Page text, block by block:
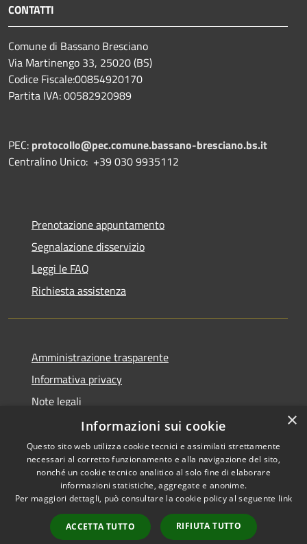
CONTATTI
Comune di Bassano Bresciano
Via Martinengo 33, 25020 (BS)
Codice Fiscale:00854920170
Partita IVA: 00582920989
PEC: protocollo@pec.comune.bassano-bresciano.bs.it
Centralino Unico: +39 030 9935112
Prenotazione appuntamento
Segnalazione disservizio
Leggi le FAQ
Richiesta assistenza
Amministrazione trasparente
Informativa privacy
Note legali
Dichiarazione di accessibilità
RSS
Accessibilità
Copyright © 2026 • Comune di
byMunicipium
Accesso
×
Informazioni sui cookie
Questo sito web utilizza cookie tecnici e assimilati strettamente
necessari al corretto funzionamento e alla navigazione del sito,
nonché un cookie tecnico analitico al solo fine di elaborare
informazioni statistiche, aggregate e anonime.
Per maggiori dettagli, può consultare la cookie policy al seguente link
ACCETTA TUTTO RIFIUTA TUTTO